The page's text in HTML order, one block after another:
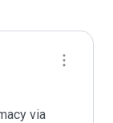
via